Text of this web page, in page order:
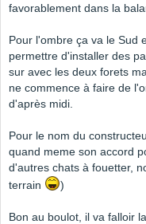
favorablement dans la
Pour l'ombre ça va le Sud
permettre d'installer des
sur avec les deux forets
ne commence à faire de
d'après midi.
Pour le nom du
quand meme son accord
d'autres chats à fouetter,
terrain
)
Bon au boulot, il va falloir